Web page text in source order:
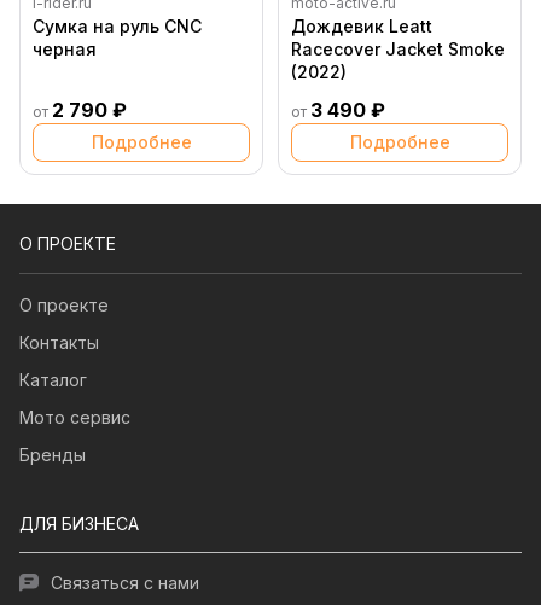
Сумка на руль CNC
черная
от 2 790 ₽
Подробнее
Дождевик Leatt
Racecover Jacket Smoke
(2022)
от 3 490 ₽
Подробнее
О ПРОЕКТЕ
О проекте
Контакты
Каталог
Мото сервис
Бренды
ДЛЯ БИЗНЕСА
Связаться с нами